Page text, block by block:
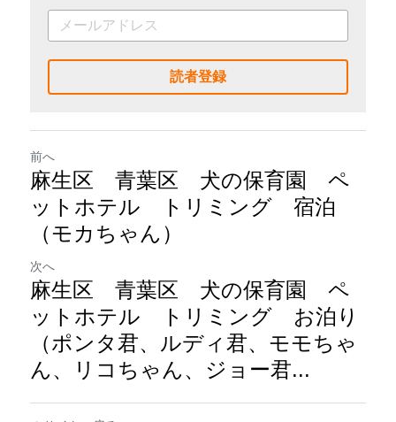
読者登録
前へ
麻生区 青葉区 犬の保育園 ペ
ットホテル トリミング 宿泊
（モカちゃん）
次へ
麻生区 青葉区 犬の保育園 ペ
ットホテル トリミング お泊り
（ポンタ君、ルディ君、モモちゃ
ん、リコちゃん、ジョー君...